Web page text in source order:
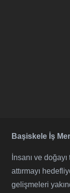
Başiskele İş
İnsanı ve
attırmayı
gelişmeleri